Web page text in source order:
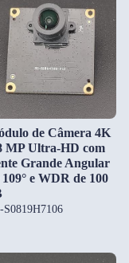
de Câmera 4K
MP Ultra-HD com
Grande Angular
109° e WDR de 100
S0819H7106